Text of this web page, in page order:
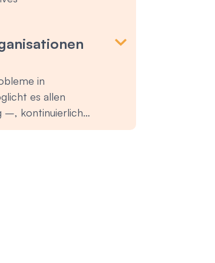
in
es allen
–, kontinuierlich
bieten. Diese
und gleichzeitig die